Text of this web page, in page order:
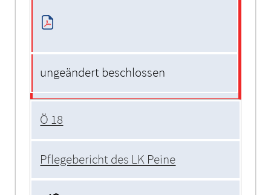
ungeändert beschlossen
Ö 18
Pflegebericht des LK Peine